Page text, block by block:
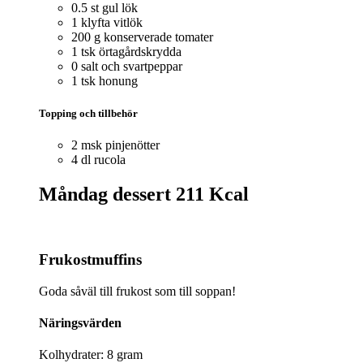
0.5 st gul lök
1 klyfta vitlök
200 g konserverade tomater
1 tsk örtagårdskrydda
0 salt och svartpeppar
1 tsk honung
Topping och tillbehör
2 msk pinjenötter
4 dl rucola
Måndag dessert 211 Kcal
Frukostmuffins
Goda såväl till frukost som till soppan!
Näringsvärden
Kolhydrater: 8 gram